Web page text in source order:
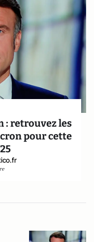
: retrouvez les
pour cette